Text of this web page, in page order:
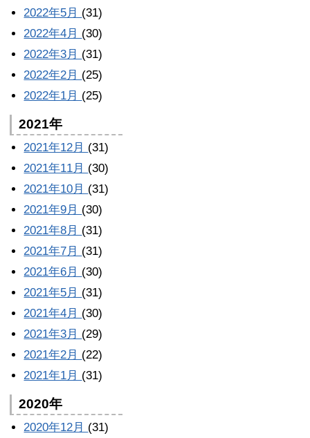
2022年5月 (31)
2022年4月 (30)
2022年3月 (31)
2022年2月 (25)
2022年1月 (25)
2021年
2021年12月 (31)
2021年11月 (30)
2021年10月 (31)
2021年9月 (30)
2021年8月 (31)
2021年7月 (31)
2021年6月 (30)
2021年5月 (31)
2021年4月 (30)
2021年3月 (29)
2021年2月 (22)
2021年1月 (31)
2020年
2020年12月 (31)